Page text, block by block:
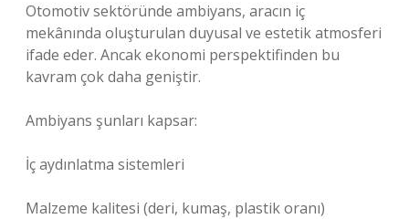
Otomotiv sektöründe ambiyans, aracın iç
mekânında oluşturulan duyusal ve estetik atmosferi
ifade eder. Ancak ekonomi perspektifinden bu
kavram çok daha geniştir.
Ambiyans şunları kapsar:
İç aydınlatma sistemleri
Malzeme kalitesi (deri, kumaş, plastik oranı)